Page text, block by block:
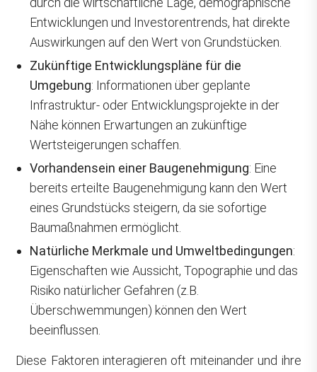
Entwicklungen und Investorentrends, hat direkte
Auswirkungen auf den Wert von Grundstücken.
Zukünftige Entwicklungspläne für die
Umgebung: Informationen über geplante
Infrastruktur- oder Entwicklungsprojekte in der
Nähe können Erwartungen an zukünftige
Wertsteigerungen schaffen.
Vorhandensein einer Baugenehmigung: Eine
bereits erteilte Baugenehmigung kann den Wert
eines Grundstücks steigern, da sie sofortige
Baumaßnahmen ermöglicht.
Natürliche Merkmale und Umweltbedingungen:
Eigenschaften wie Aussicht, Topographie und das
Risiko natürlicher Gefahren (z.B.
Überschwemmungen) können den Wert
beeinflussen.
Diese Faktoren interagieren oft miteinander und ihre